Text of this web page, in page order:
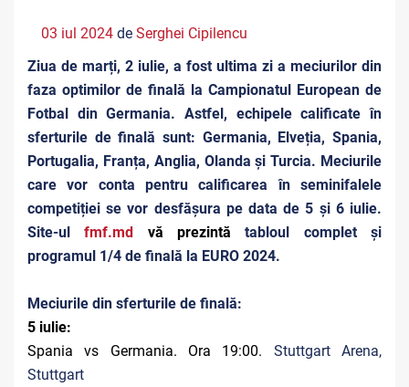
03 iul 2024 de Serghei Cipilencu
Ziua de marți, 2 iulie, a fost ultima zi a meciurilor din
faza optimilor de finală la Campionatul European de
Fotbal din Germania. Astfel, echipele calificate în
sferturile de finală sunt: Germania, Elveția, Spania,
Portugalia, Franța, Anglia, Olanda și Turcia. Meciurile
care vor conta pentru calificarea în seminifalele
competiției se vor desfășura pe data de 5 și 6 iulie.
Site-ulfmf.md vă prezintă
tabloul complet și
programul 1/4 de finală la EURO 2024.
Meciurile din sferturile de finală:
5 iulie:
Spania vs Germania. Ora 19:00. Stuttgart Arena,
Stuttgart